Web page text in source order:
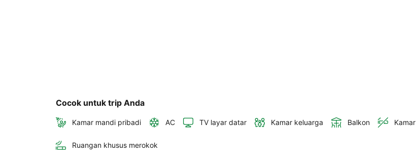
Cocok untuk trip Anda
Kamar mandi pribadi AC TV layar datar Kamar keluarga Balkon
Ruangan khusus merokok